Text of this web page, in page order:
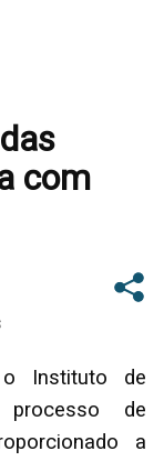
com
Instituto de
de
a